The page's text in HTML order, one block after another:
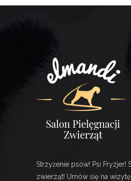
Strzyżenie psów! Psi Fryzjer!
zwierząt! Umów się na